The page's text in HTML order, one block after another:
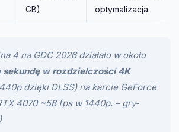
GB)
optymalizacja
4 na GDC 2026 działało w około
sekundę w rozdzielczości 4K
dzięki DLSS) na karcie GeForce
4070 ~58 fps w 1440p. – gry-